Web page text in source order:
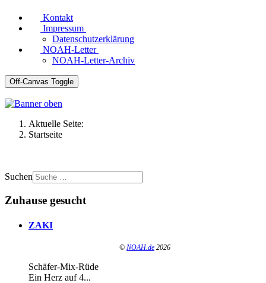
Kontakt
Impressum
Datenschutzerklärung
NOAH-Letter
NOAH-Letter-Archiv
Off-Canvas Toggle
Aktuelle Seite:
Startseite
Suchen
Zuhause gesucht
ZAKI
© NOAH.de 2026
Schäfer-Mix-Rüde
Ein Herz auf 4...